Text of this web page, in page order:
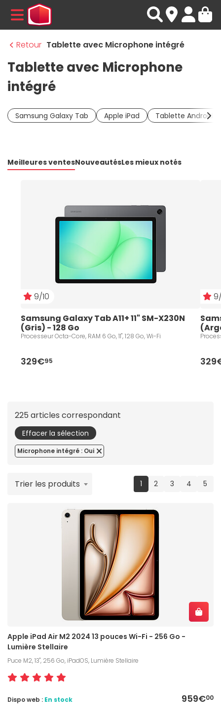
MENU
Retour Tablette avec Microphone intégré
Tablette avec Microphone
intégré
Samsung Galaxy Tab Apple iPad Tablette Android
Meilleures ventesNouveautésLes mieux notés
9/10
Samsung Galaxy Tab A11+ 11" SM-X230N
(Gris) - 128 Go
Processeur Octa-Core, RAM 6 Go, 11", 128 Go, Wi-Fi
329€95
225 articles correspondant
Effacer la sélection
Microphone intégré : Oui
1(current)
2 3 4 5
Trier les produits
Apple iPad Air M2 2024 13 pouces Wi-Fi - 256 Go -
Lumière Stellaire
Puce M2, 13", 256 Go, iPadOS, Lumière Stellaire
959€00
Dispo web : En stock